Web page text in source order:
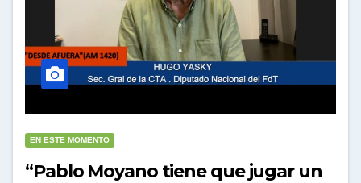
EN ESTE MOMENTO
“Pablo Moyano tiene que jugar un